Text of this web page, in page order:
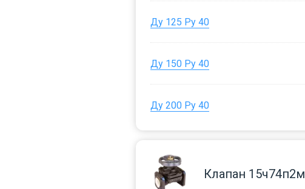
Ду 125 Ру 40
Ду 150 Ру 40
Ду 200 Ру 40
Клапан 15ч74п2м